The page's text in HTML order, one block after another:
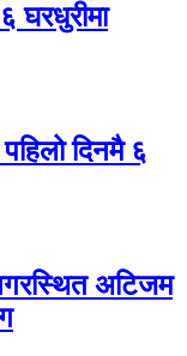
घरधुरीमा
दिनमै ६
अटिजम